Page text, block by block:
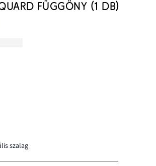
FÜGGÖNY (1 DB)
szalag